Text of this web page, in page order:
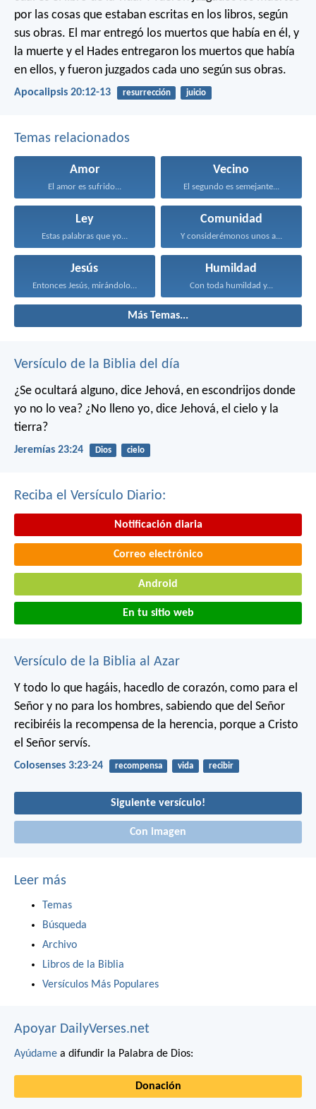
por las cosas que estaban escritas en los libros, según
sus obras. El mar entregó los muertos que había en él, y
la muerte y el Hades entregaron los muertos que había
en ellos, y fueron juzgados cada uno según sus obras.
Apocalipsis 20:12-13 resurrección juicio
Temas relacionados
Amor
El amor es sufrido...
Vecino
El segundo es semejante...
Ley
Estas palabras que yo...
Comunidad
Y considerémonos unos a...
Jesús
Entonces Jesús, mirándolos, dijo...
Humildad
Con toda humildad y...
Más Temas...
Versículo de la Biblia del día
¿Se ocultará alguno, dice Jehová, en escondrijos donde
yo no lo vea? ¿No lleno yo, dice Jehová, el cielo y la
tierra?
Jeremías 23:24 Dios cielo
Reciba el Versículo Diario:
Notificación diaria
Correo electrónico
Android
En tu sitio web
Versículo de la Biblia al Azar
Y todo lo que hagáis, hacedlo de corazón, como para el
Señor y no para los hombres, sabiendo que del Señor
recibiréis la recompensa de la herencia, porque a Cristo
el Señor servís.
Colosenses 3:23-24 recompensa vida recibir
Siguiente versículo!
Con imagen
Leer más
Temas
Búsqueda
Archivo
Libros de la Biblia
Versículos Más Populares
Apoyar DailyVerses.net
Ayúdame a difundir la Palabra de Dios:
Donación